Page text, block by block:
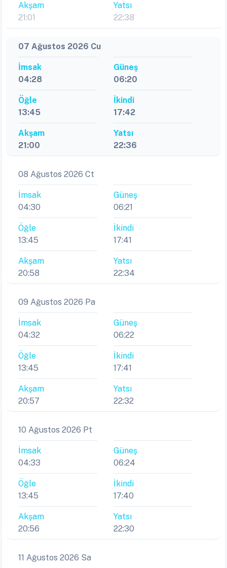
Akşam
21:01
Yatsı
22:38
07 Ağustos 2026 Cu
İmsak
04:28
Güneş
06:20
Öğle
13:45
İkindi
17:42
Akşam
21:00
Yatsı
22:36
08 Ağustos 2026 Ct
İmsak
04:30
Güneş
06:21
Öğle
13:45
İkindi
17:41
Akşam
20:58
Yatsı
22:34
09 Ağustos 2026 Pa
İmsak
04:32
Güneş
06:22
Öğle
13:45
İkindi
17:41
Akşam
20:57
Yatsı
22:32
10 Ağustos 2026 Pt
İmsak
04:33
Güneş
06:24
Öğle
13:45
İkindi
17:40
Akşam
20:56
Yatsı
22:30
11 Ağustos 2026 Sa